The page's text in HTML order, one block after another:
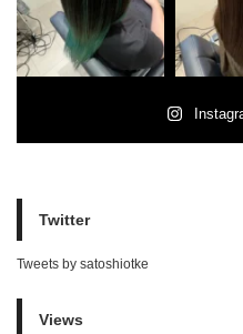
Twitter
Tweets by satoshiotke
Views